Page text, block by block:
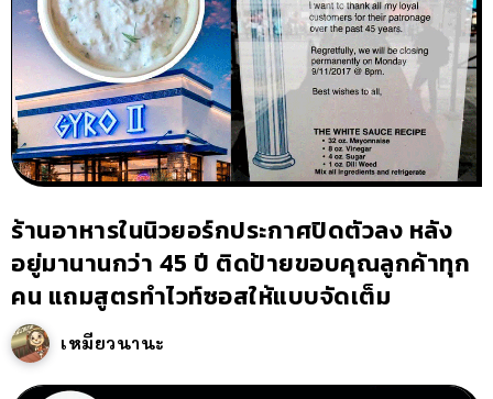
ร้านอาหารในนิวยอร์กประกาศปิดตัวลง หลัง
อยู่มานานกว่า 45 ปี ติดป้ายขอบคุณลูกค้าทุก
คน แถมสูตรทำไวท์ซอสให้แบบจัดเต็ม
เหมียวนานะ